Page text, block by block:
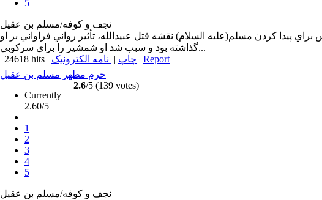
5
نجف و كوفه/مسلم بن عقيل
پيدا كردن مسلم(عليه السلام) نقشه قتل عبيدالله، تأثير رواني فراواني بر او
گذاشته بود و سبب شد او شمشير را براي سركوبي...
| 24618 hits | چاپ | نامه الکترونیک | Report
حرم مطهر مسلم بن عقيل
Currently
2.60/5
1
2
3
4
5
2.6/5 (139 votes)
نجف و كوفه/مسلم بن عقيل